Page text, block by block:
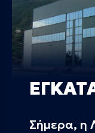
Σήμερα, η